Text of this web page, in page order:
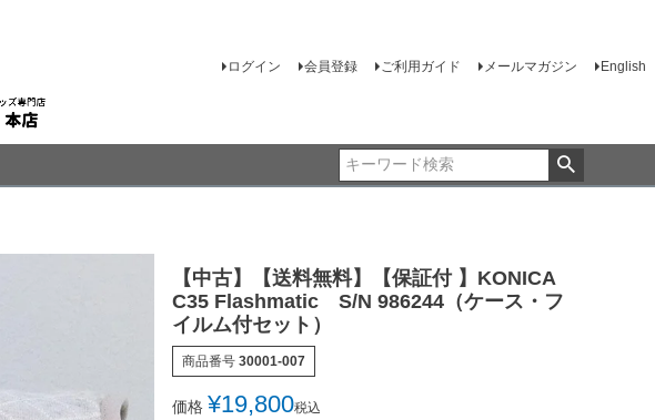
ログイン 会員登録 ご利用ガイド メールマガジン English
【中古】【送料無料】【保証付 】KONICA
C35 Flashmatic S/N 986244（ケース・フ
イルム付セット）
商品番号 30001-007
価格 ¥19,800税込